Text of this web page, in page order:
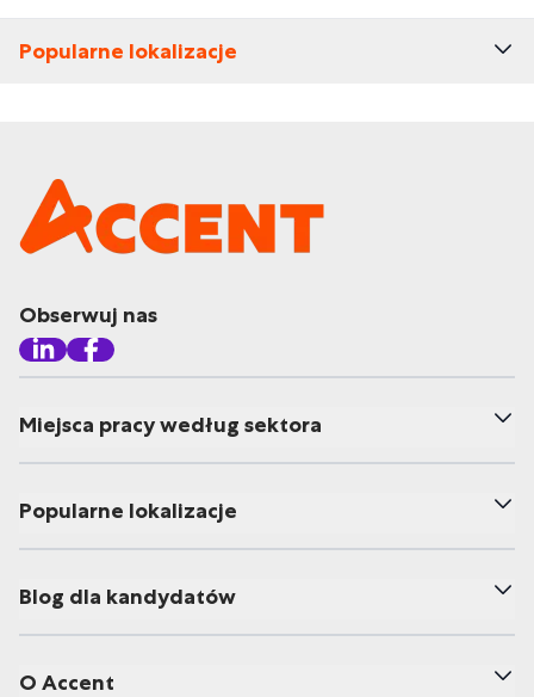
Popularne lokalizacje
Obserwuj nas
Miejsca pracy według sektora
Popularne lokalizacje
Blog dla kandydatów
O Accent